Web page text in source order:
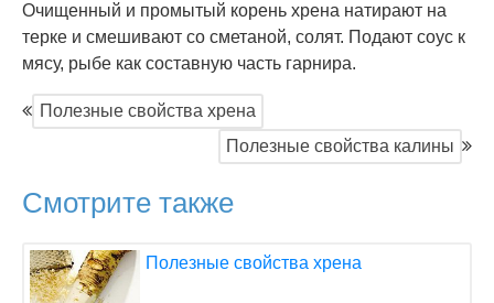
Очищенный и промытый корень хрена натирают на
терке и смешивают со сметаной, солят. Подают соус к
мясу, рыбе как составную часть гарнира.
Полезные свойства хрена
Полезные свойства калины
Смотрите также
Полезные свойства хрена